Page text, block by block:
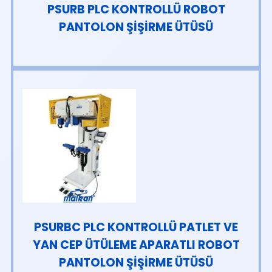
PSURB PLC KONTROLLÜ ROBOT
PANTOLON ŞİŞİRME ÜTÜSÜ
PSURBC PLC KONTROLLÜ PATLET VE
YAN CEP ÜTÜLEME APARATLI ROBOT
PANTOLON ŞİŞİRME ÜTÜSÜ